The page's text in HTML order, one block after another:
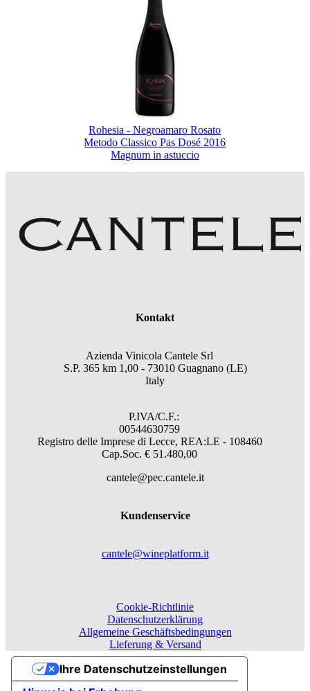
Rohesia - Negroamaro Rosato
Metodo Classico Pas Dosé 2016
Magnum in astuccio
Kontakt
Azienda Vinicola Cantele Srl
S.P. 365 km 1,00 - 73010 Guagnano (LE)
Italy
P.IVA/C.F.:
00544630759
Registro delle Imprese di Lecce, REA:LE - 108460
Cap.Soc. € 51.480,00
cantele@pec.cantele.it
Kundenservice
cantele@wineplatform.it
Cookie-Richtlinie
Datenschutzerklärung
Allgemeine Geschäftsbedingungen
Lieferung & Versand
Ihre Datenschutzeinstellungen